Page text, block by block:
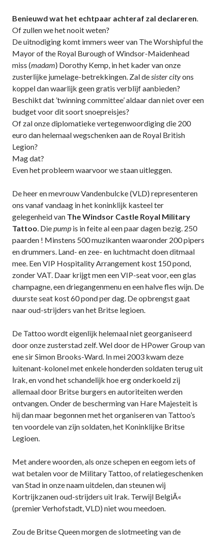
Benieuwd wat het echtpaar achteraf zal declareren.
Of zullen we het nooit weten?
De uitnodiging komt immers weer van The Worshipful the
Mayor of the Royal Burough of Windsor-Maidenhead
miss (madam) Dorothy Kemp, in het kader van onze
zusterlijke jumelage-betrekkingen. Zal desister cityons
koppel dan waarlijk geen gratis verblijf aanbieden?
Beschikt dat ’twinning committee’ aldaar dan niet over een
budget voor dit soort snoepreisjes?
Of zal onze diplomatieke vertegenwoordiging die 200
euro dan helemaal wegschenken aan de Royal British
Legion?
Mag dat?
Even het probleem waarvoor we staan uitleggen.
De heer en mevrouw Vandenbulcke (VLD) representeren
ons vanaf vandaag in het koninklijk kasteel ter
gelegenheid van The Windsor Castle Royal Military
Tattoo. Diepump is in feite al een paar dagen bezig. 250
paarden ! Minstens 500 muzikanten waaronder 200 pipers
en drummers. Land- en zee- en luchtmacht doen ditmaal
mee. Een VIP Hospitality Arrangement kost 150 pond,
zonder VAT. Daar krijgt men een VIP-seat voor, een glas
champagne, een driegangenmenu en een halve fles wijn. De
duurste seat kost 60 pond per dag. De opbrengst gaat
naar oud-strijders van het Britse legioen.
De Tattoo wordt eigenlijk helemaal niet georganiseerd
door onze zusterstad zelf. Wel door de HPower Group van
ene sir Simon Brooks-Ward. In mei 2003 kwam deze
luitenant-kolonel met enkele honderden soldaten terug uit
Irak, en vond het schandelijk hoe erg onderkoeld zij
allemaal door Britse burgers en autoriteiten werden
ontvangen. Onder de bescherming van Hare Majesteit is
hij dan maar begonnen met het organiseren van Tattoo’s
ten voordele van zijn soldaten, het Koninklijke Britse
Legioen.
Met andere woorden, als onze schepen en eegom iets of
wat betalen voor de Military Tattoo, of relatiegeschenken
van Stad in onze naam uitdelen, dan steunen wij
Kortrijkzanen oud-strijders uit Irak. Terwijl BelgiÃ«
(premier Verhofstadt, VLD) niet wou meedoen.
Zou de Britse Queen morgen de slotmeeting van de